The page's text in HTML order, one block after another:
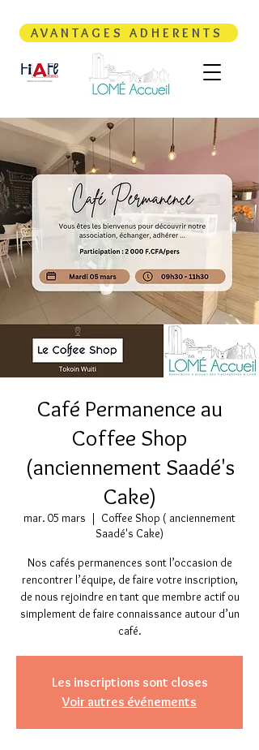
AVANTAGES ADHERENTS
Café Permanence au
Coffee Shop
(anciennement Saadé's
Cake)
mar. 05 mars
  |
Coffee Shop ( anciennement
Saadé's Cake)
Nos cafés permanences sont l’occasion de
rencontrer l’équipe, de faire votre inscription,
de nous rejoindre en tant que membre actif ou
simplement de faire connaissance autour d’un
café.
Les inscriptions sont closes
Voir autres événements